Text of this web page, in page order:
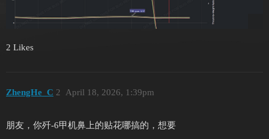
2 Likes
ZhengHe_C April 18, 2026, 1:39pm
2
朋友，你歼-6甲机鼻上的贴花哪搞的，想要